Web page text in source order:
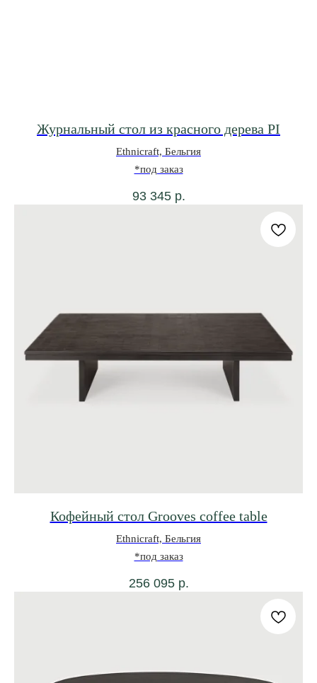
Журнальный стол из красного дерева PI
Ethnicraft, Бельгия
*под заказ
93 345 р.
Кофейный стол Grooves coffee table
Ethnicraft, Бельгия
*под заказ
256 095 р.